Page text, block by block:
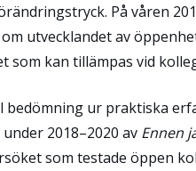
På våren
utvecklandet av
som kan tillämpas vid
ur praktiska
2018–2020 av Ennen
som testade öppen